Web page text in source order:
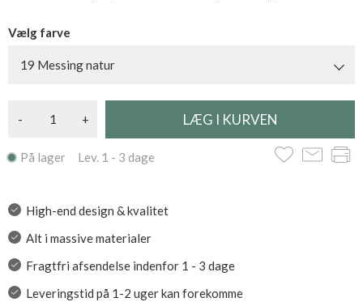
Vælg farve
19 Messing natur
- +
På lager Lev. 1 - 3 dage
High-end design & kvalitet
Alt i massive materialer
Fragtfri afsendelse indenfor 1 - 3 dage
Leveringstid på 1-2 uger kan forekomme